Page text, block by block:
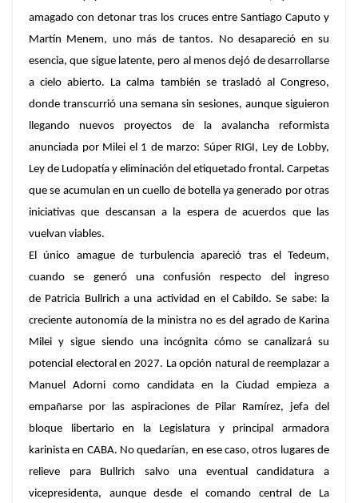
amagado con detonar tras los cruces entre Santiago Caputo y
Martín Menem, uno más de tantos. No desapareció en su
esencia, que sigue latente, pero al menos dejó de desarrollarse
a cielo abierto.
La calma también se trasladó al Congreso,
donde transcurrió una semana sin sesiones, aunque siguieron
llegando nuevos proyectos de la avalancha reformista
anunciada por Milei el 1 de marzo: Súper RIGI, Ley de Lobby,
Ley de Ludopatía y eliminación del etiquetado frontal. Carpetas
que se acumulan en un cuello de botella ya generado por otras
iniciativas que descansan a la espera de acuerdos que las
vuelvan viables.
El único amague de turbulencia apareció tras el Tedeum,
cuando se generó una confusión respecto del ingreso
de Patricia Bullrich a una actividad en el Cabildo. Se sabe: la
creciente autonomía de la ministra no es del agrado de Karina
Milei y sigue siendo una incógnita cómo se canalizará su
potencial electoral en 2027. La opción natural de reemplazar a
Manuel Adorni como candidata en la Ciudad empieza a
empañarse por las aspiraciones de
Pilar Ramírez, jefa del
bloque libertario en la Legislatura y principal armadora
karinista en CABA. No quedarían, en ese caso, otros lugares de
relieve para Bullrich salvo una eventual candidatura a
vicepresidenta, aunque desde el comando central de La